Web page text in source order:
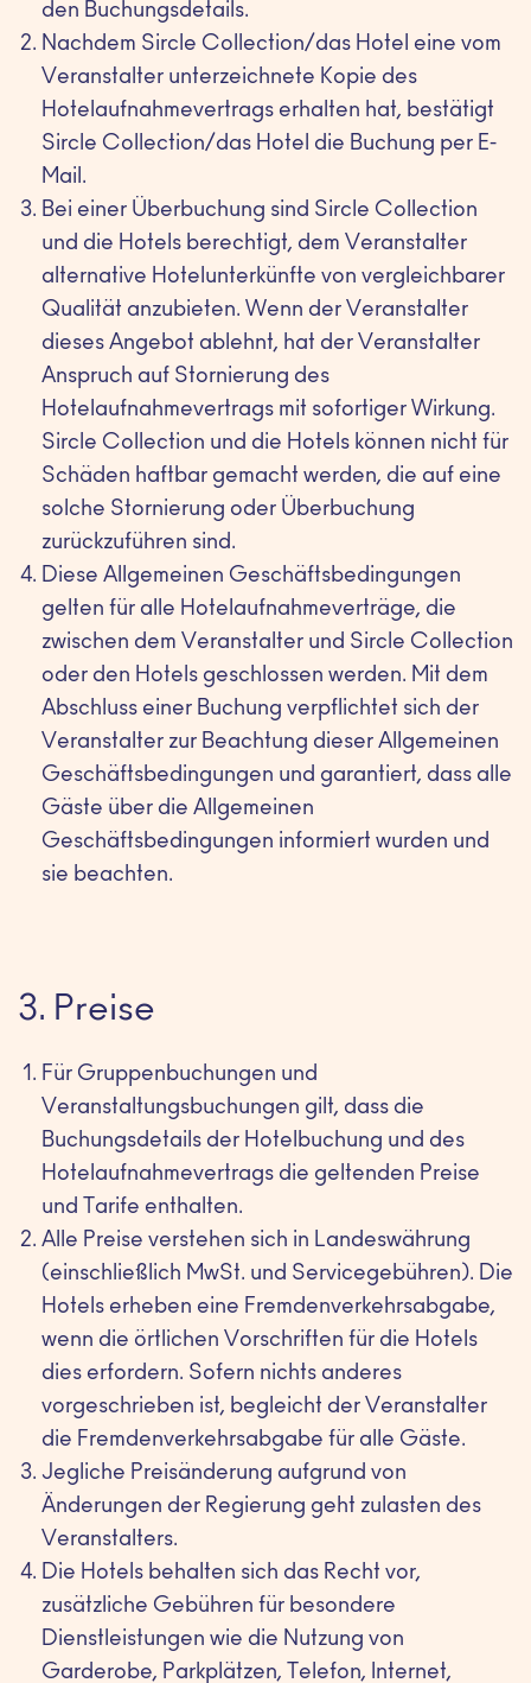
den Buchungsdetails.
Nachdem Sircle Collection/das Hotel eine vom
Veranstalter unterzeichnete Kopie des
Hotelaufnahmevertrags erhalten hat, bestätigt
Sircle Collection/das Hotel die Buchung per E-
Mail.
Bei einer Überbuchung sind Sircle Collection
und die Hotels berechtigt, dem Veranstalter
alternative Hotelunterkünfte von vergleichbarer
Qualität anzubieten. Wenn der Veranstalter
dieses Angebot ablehnt, hat der Veranstalter
Anspruch auf Stornierung des
Hotelaufnahmevertrags mit sofortiger Wirkung.
Sircle Collection und die Hotels können nicht für
Schäden haftbar gemacht werden, die auf eine
solche Stornierung oder Überbuchung
zurückzuführen sind.
Diese Allgemeinen Geschäftsbedingungen
gelten für alle Hotelaufnahmeverträge, die
zwischen dem Veranstalter und Sircle Collection
oder den Hotels geschlossen werden. Mit dem
Abschluss einer Buchung verpflichtet sich der
Veranstalter zur Beachtung dieser Allgemeinen
Geschäftsbedingungen und garantiert, dass alle
Gäste über die Allgemeinen
Geschäftsbedingungen informiert wurden und
sie beachten.
3. Preise
Für Gruppenbuchungen und
Veranstaltungsbuchungen gilt, dass die
Buchungsdetails der Hotelbuchung und des
Hotelaufnahmevertrags die geltenden Preise
und Tarife enthalten.
Alle Preise verstehen sich in Landeswährung
(einschließlich MwSt. und Servicegebühren). Die
Hotels erheben eine Fremdenverkehrsabgabe,
wenn die örtlichen Vorschriften für die Hotels
dies erfordern. Sofern nichts anderes
vorgeschrieben ist, begleicht der Veranstalter
die Fremdenverkehrsabgabe für alle Gäste.
Jegliche Preisänderung aufgrund von
Änderungen der Regierung geht zulasten des
Veranstalters.
Die Hotels behalten sich das Recht vor,
zusätzliche Gebühren für besondere
Dienstleistungen wie die Nutzung von
Garderobe, Parkplätzen, Telefon, Internet,